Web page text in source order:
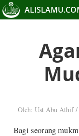
Oleh: Ust Abu Athif /
Bagi seorang